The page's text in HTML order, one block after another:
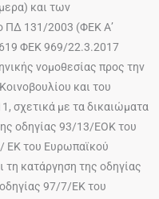
και των
ΠΔ 131/2003 (ΦΕΚ Α’
ΦΕΚ 969/22.3.2017
νομοθεσίας προς την
και του
σχετικά με τα δικαιώματα
οδηγίας 93/13/ΕΟΚ του
ΕΚ του Ευρωπαϊκού
τη κατάργηση της οδηγίας
97/7/ΕΚ του